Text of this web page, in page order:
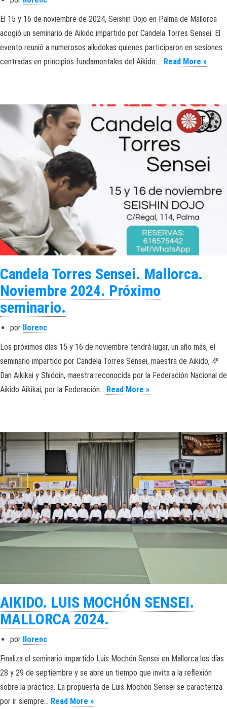
El 15 y 16 de noviembre de 2024, Seishin Dojo en Palma de Mallorca
acogió un seminario de Aikido impartido por Candela Torres Sensei. El
evento reunió a numerosos aikidokas quienes participaron en sesiones
centradas en principios fundamentales del Aikido.… Read More »
Candela Torres Sensei. Mallorca.
Noviembre 2024. Próximo
seminario.
por
llorenc
Los próximos días 15 y 16 de noviembre tendrá lugar, un año más, el
seminario impartido por Candela Torres Sensei, maestra de Aikido, 4º
Dan Aikikai y Shidoin, maestra reconocida por la Federación Nacional de
Aikido Aikikai, por la Federación… Read More »Candela Torres
AIKIDO. LUIS MOCHÓN SENSEI.
MALLORCA 2024.
por llorenc
Finaliza el seminario impartido Luis Mochón Sensei en Mallorca los días
28 y 29 de septiembre y se abre un tiempo que invita a la reflexión
sobre la práctica. La propuesta de Luis Mochón Sensei se caracteriza
por ir siempre… Read More »AIKIDO. LUIS MOCHÓN SENSEI.